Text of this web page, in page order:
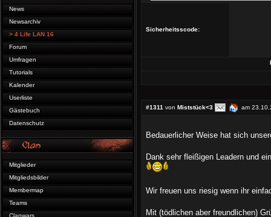
News
Newsarchiv
> 4 Life LAN 16
Forum
Umfragen
Tutorials
Kalender
Userliste
Gästebuch
Datenschutz
Mitglieder
Mitgliedsbilder
Membermap
Teams
Clanwars
Sicherheitsscode:
#1311 von Miststück<3 am
Bedauerlicher Weise hat sich
Dank sehr fleißigen Leadern und
Wir freuen uns riesig wenn ihr
Mit (tödlichen aber freundlichen)